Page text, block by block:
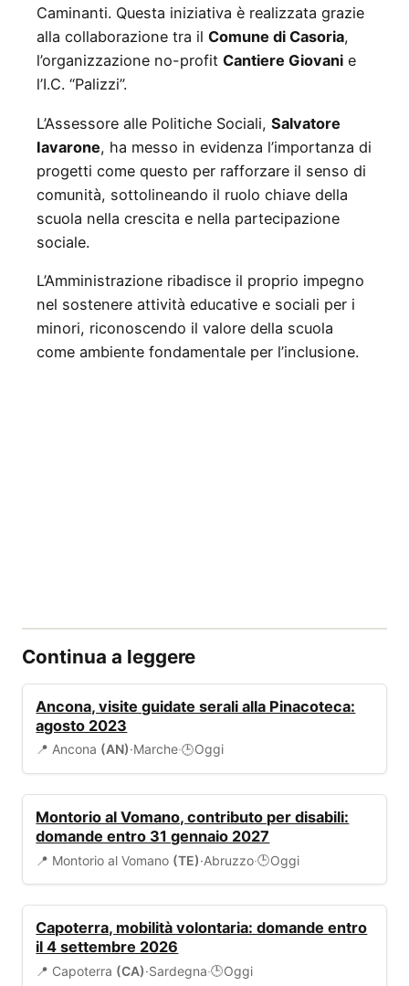
Caminanti. Questa iniziativa è realizzata grazie
alla collaborazione tra il Comune di Casoria,
l’organizzazione no-profit Cantiere Giovani e
l’I.C. “Palizzi”.
L’Assessore alle Politiche Sociali, Salvatore
Iavarone, ha messo in evidenza l’importanza di
progetti come questo per rafforzare il senso di
comunità, sottolineando il ruolo chiave della
scuola nella crescita e nella partecipazione
sociale.
L’Amministrazione ribadisce il proprio impegno
nel sostenere attività educative e sociali per i
minori, riconoscendo il valore della scuola
come ambiente fondamentale per l’inclusione.
Continua a leggere
Ancona, visite guidate serali alla Pinacoteca:
agosto 2023
📍 Ancona (AN)·Marche·🕒Oggi
Montorio al Vomano, contributo per disabili:
domande entro 31 gennaio 2027
📍 Montorio al Vomano (TE)·Abruzzo·🕒Oggi
Capoterra, mobilità volontaria: domande entro
il 4 settembre 2026
📍 Capoterra (CA)·Sardegna·🕒Oggi